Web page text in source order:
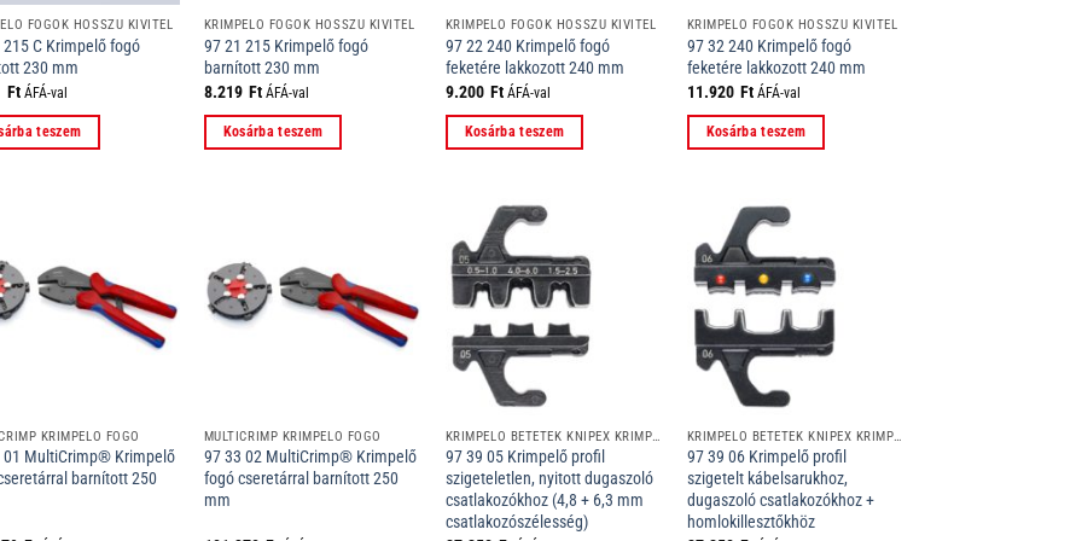
FOGÓK HOSSZÚ KIVITEL
C Krimpelő fogó
230 mm
Ft ÁFÁ-val
teszem
KRIMPELŐ FOGÓK HOSSZÚ KIVITEL
97 21 215 Krimpelő fogó
barnított 230 mm
8.219 Ft ÁFÁ-val
Kosárba teszem
KRIMPELŐ FOGÓK HOSSZÚ KIVITEL
97 22 240 Krimpelő fogó
feketére lakkozott 240 mm
9.200 Ft ÁFÁ-val
Kosárba teszem
KRIMPELŐ FOGÓK HOSSZÚ KIVITEL
97 32 240 Krimpelő fogó
feketére lakkozott 240 mm
11.920 Ft ÁFÁ-val
Kosárba teszem
KRIMPELŐ FOGÓ
01 MultiCrimp® Krimpelő
barnított 250
MULTICRIMP KRIMPELŐ FOGÓ
97 33 02 MultiCrimp® Krimpelő
fogó cseretárral barnított 250
mm
97 39 05 Krimpelő profil
szigeteletlen, nyitott dugaszoló
csatlakozókhoz (4,8 + 6,3 mm
csatlakozószélesség)
97 39 06 Krimpelő profil
szigetelt kábelsarukhoz,
dugaszoló csatlakozókhoz +
homlokillesztőkhöz